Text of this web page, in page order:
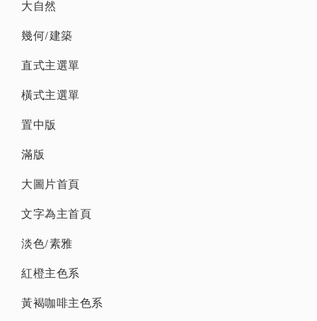
大自然
幾何/建築
直式主選單
橫式主選單
置中版
滿版
大圖片首頁
文字為主首頁
淡色/素雅
紅橙主色系
黃褐咖啡主色系